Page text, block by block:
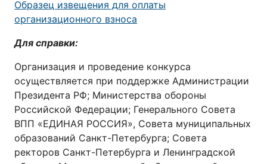
Образец извещения для оплаты
организационного взноса
Для справки:
Организация и проведение конкурса
осуществляется при поддержке Администрации
Президента РФ; Министерства обороны
Российской Федерации; Генерального Совета
ВПП «ЕДИНАЯ РОССИЯ», Совета муниципальных
образований Санкт-Петербурга; Совета
ректоров Санкт-Петербурга и Ленинградской